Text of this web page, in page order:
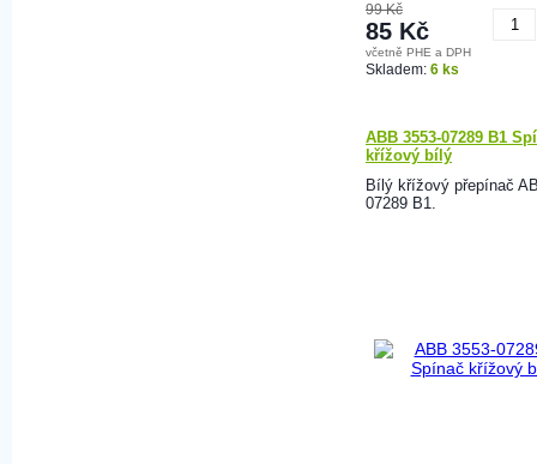
99 Kč
85 Kč
včetně PHE a DPH
Skladem: 6 ks
ABB 3553-07289 B1
křížový bílý
Bílý křížový přepínač
07289 B1.